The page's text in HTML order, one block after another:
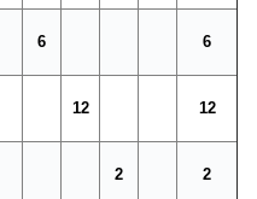
6 6
12 12
2 2